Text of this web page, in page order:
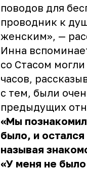
поводов для
проводник к
женским», —
Инна
со Стасом
часов,
с тем, были
предыдущих
«Мы
было, и
называя
«У меня не